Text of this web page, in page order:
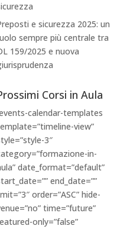
e sicurezza 2025: un
sempre più centrale tra
159/2025 e nuova
Corsi in Aula
calendar-templates
view”
3″
in-
date_format=”default”
end_date=””
order=”ASC” hide-
time=”future”
only=”false”